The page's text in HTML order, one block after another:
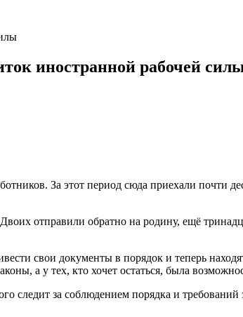
иностранной рабочей
За этот период сюда приехали почти
отправили обратно на родину, ещё
свои документы в порядок и теперь
а у тех, кто хочет остаться, была
следит за соблюдением порядка и требований